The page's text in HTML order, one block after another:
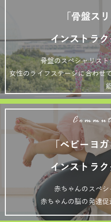
「骨盤ス
インストラ
骨盤のスペシャリス
女性のライフステージに合わせ
「ベビーヨ
インストラ
赤ちゃんのスペ
赤ちゃんの脳の発達